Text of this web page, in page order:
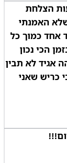
הצלחת
האמנתי
אחד כמוך כל
הכי נכון
אגיד לא תבין
כריש שאני